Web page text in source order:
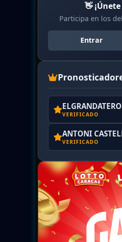
👋
Participa en los
Entrar
VERIFICADO
ANTONI
VERIFICADO